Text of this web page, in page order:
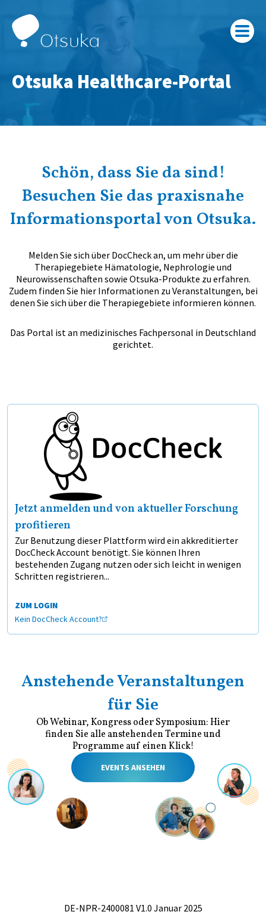
Otsuka Healthcare-Portal
Schön, dass Sie da sind!
Besuchen Sie das praxisnahe
Informationsportal von Otsuka.
Melden Sie sich über DocCheck an, um mehr über die
Therapiegebiete Hämatologie, Nephrologie und
Neurowissenschaften sowie Otsuka-Produkte zu erfahren.
Zudem finden Sie hier Informationen zu Veranstaltungen, bei
denen Sie sich über die Therapiegebiete informieren können.
Das Portal ist an medizinisches Fachpersonal in Deutschland
gerichtet.
Jetzt anmelden und von aktueller Forschung
profitieren
Zur Benutzung dieser Plattform wird ein akkreditierter
DocCheck Account benötigt. Sie können Ihren
bestehenden Zugang nutzen oder sich leicht in wenigen
Schritten registrieren...
ZUM LOGIN
Kein DocCheck Account?
Anstehende Veranstaltungen
für Sie
Ob Webinar, Kongress oder Symposium: Hier
finden Sie alle anstehenden Termine und
Programme auf einen Klick!
EVENTS ANSEHEN
DE-NPR-2400081 V1.0 Januar 2025